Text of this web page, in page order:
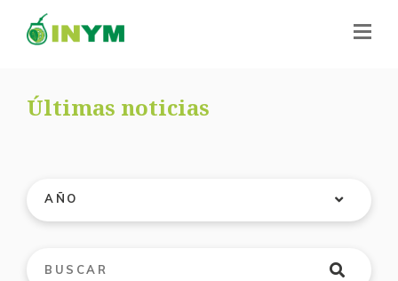
Últimas noticias
AÑO